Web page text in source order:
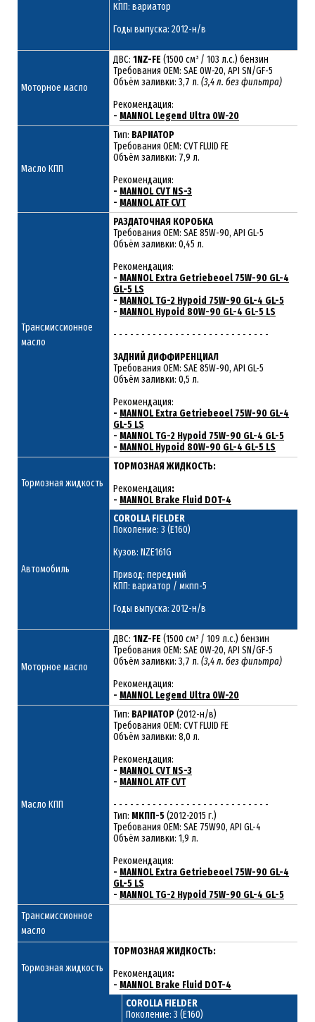
КПП: вариатор
Годы выпуска: 2012-н/в
Моторное масло
ДВС: 1NZ-FE (1500 см³ / 103 л.с.) бензин
Требования ОЕМ: SAE 0W-20, API SN/GF-5
Объём заливки: 3,7 л. (3,4 л. без фильтра)
Рекомендация:
- MANNOL Legend Ultra 0W-20
Масло КПП
Тип: ВАРИАТОР
Требования OEM: CVT FLUID FE
Объём заливки: 7,9 л.
Рекомендация:
- MANNOL CVT NS-3
- MANNOL ATF CVT
Трансмиссионное
масло
РАЗДАТОЧНАЯ КОРОБКА
Требования ОЕМ: SAE 85W-90, API GL-5
Объём заливки: 0,45 л.
Рекомендация:
- MANNOL Extra Getriebeoel 75W-90 GL-4
GL-5 LS
- MANNOL TG-2 Hypoid 75W-90 GL-4 GL-5
- MANNOL Hypoid 80W-90 GL-4 GL-5 LS
- - - - - - - - - - - - - - - - - - - - - - - - - - - -
ЗАДНИЙ ДИФФИРЕНЦИАЛ
Требования ОЕМ: SAE 85W-90, API GL-5
Объём заливки: 0,5 л.
Рекомендация:
- MANNOL Extra Getriebeoel 75W-90 GL-4
GL-5 LS
- MANNOL TG-2 Hypoid 75W-90 GL-4 GL-5
- MANNOL Hypoid 80W-90 GL-4 GL-5 LS
Тормозная жидкость
ТОРМОЗНАЯ ЖИДКОСТЬ:
Рекомендация:
- MANNOL Brake Fluid DOT-4
Автомобиль
COROLLA FIELDER
Поколение: 3 (E160)
Кузов: NZE161G
Привод: передний
КПП: вариатор / мкпп-5
Годы выпуска: 2012-н/в
Моторное масло
ДВС: 1NZ-FE (1500 см³ / 109 л.с.) бензин
Требования ОЕМ: SAE 0W-20, API SN/GF-5
Объём заливки: 3,7 л. (3,4 л. без фильтра)
Рекомендация:
- MANNOL Legend Ultra 0W-20
Масло КПП
Тип: ВАРИАТОР(2012-н/в)
Требования OEM: CVT FLUID FE
Объём заливки: 8,0 л.
Рекомендация:
- MANNOL CVT NS-3
- MANNOL ATF CVT
- - - - - - - - - - - - - - - - - - - - - - - - - - - -
Тип: МКПП-5(2012-2015 г.)
Требования OEM: SAE 75W90, API GL-4
Объём заливки: 1,9 л.
Рекомендация:
- MANNOL Extra Getriebeoel 75W-90 GL-4
GL-5 LS
- MANNOL TG-2 Hypoid 75W-90 GL-4 GL-5
Трансмиссионное
масло
Тормозная жидкость
ТОРМОЗНАЯ ЖИДКОСТЬ:
Рекомендация:
- MANNOL Brake Fluid DOT-4
COROLLA FIELDER
Поколение: 3 (E160)